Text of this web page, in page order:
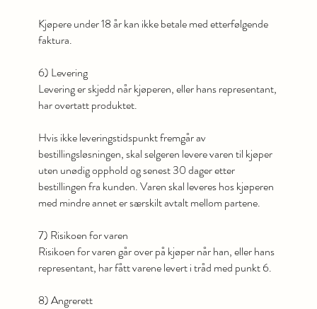
Kjøpere under 18 år kan ikke betale med etterfølgende
faktura.
6) Levering
Levering er skjedd når kjøperen, eller hans representant,
har overtatt produktet.
Hvis ikke leveringstidspunkt fremgår av
bestillingsløsningen, skal selgeren levere varen til kjøper
uten unødig opphold og senest 30 dager etter
bestillingen fra kunden. Varen skal leveres hos kjøperen
med mindre annet er særskilt avtalt mellom partene.
7) Risikoen for varen
Risikoen for varen går over på kjøper når han, eller hans
representant, har fått varene levert i tråd med punkt 6.
8) Angrerett